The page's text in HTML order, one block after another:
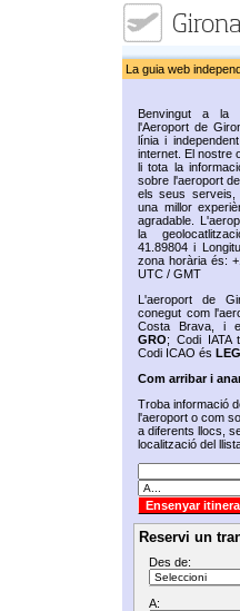
La guia web
Benvingut a la
l'Aeroport de
línia i
internet. El nostre
li tota la
sobre l'aeroport
els seus serveis,
una millor
agradable.
la
41.89804 i
zona horària és:
UTC / GMT
L'aeroport de
conegut com
Costa Brava, i
GRO; Codi IATA
Codi ICAO és
Com arribar i
Troba informació
l'aeroport o com
a diferents llocs,
localització del
Reservi un
Des de:
A: